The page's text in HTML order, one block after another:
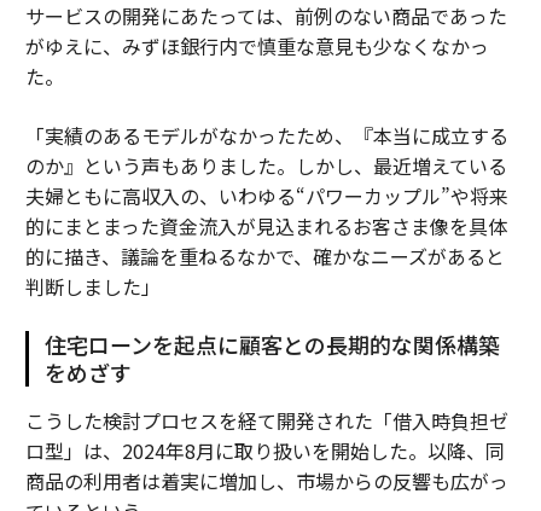
サービスの開発にあたっては、前例のない商品であった
がゆえに、みずほ銀行内で慎重な意見も少なくなかっ
た。
「実績のあるモデルがなかったため、『本当に成立する
のか』という声もありました。しかし、最近増えている
夫婦ともに高収入の、いわゆる“パワーカップル”や将来
的にまとまった資金流入が見込まれるお客さま像を具体
的に描き、議論を重ねるなかで、確かなニーズがあると
判断しました」
住宅ローンを起点に顧客との長期的な関係構築
をめざす
こうした検討プロセスを経て開発された「借入時負担ゼ
ロ型」は、2024年8月に取り扱いを開始した。以降、同
商品の利用者は着実に増加し、市場からの反響も広がっ